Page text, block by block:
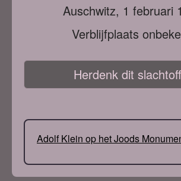
Auschwitz, 1 februari
Verblijfplaats
Herdenk dit
Adolf Klein op het Joods